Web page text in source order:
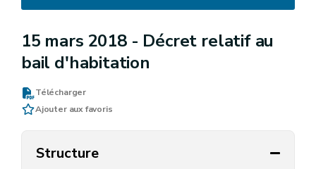
15 mars 2018 - Décret relatif au
bail d'habitation
Télécharger
Ajouter aux favoris
Structure